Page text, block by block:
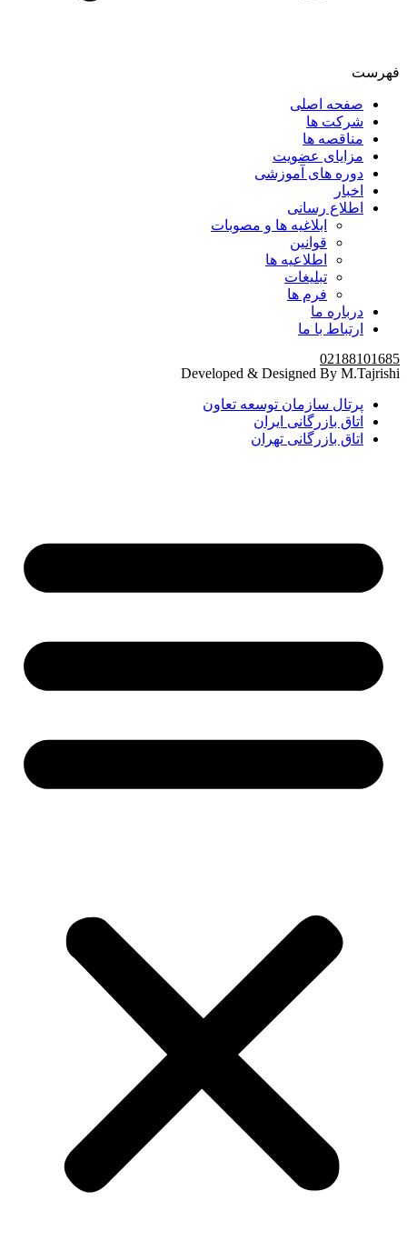
فهرست
صفحه اصلی
شرکت ها
مناقصه ها
مزایای عضویت
دوره های آموزشی
اخبار
اطلاع رسانی
ابلاغیه ها و مصوبات
قوانین
اطلاعیه ها
تبلیغات
فرم ها
درباره ما
ارتباط با ما
02188101685
Developed & Designed By M.Tajrishi
پرتال سازمان توسعه تعاون
اتاق بازرگانی ایران
اتاق بازرگانی تهران